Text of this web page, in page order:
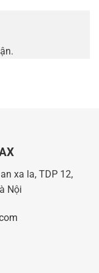
xa la, TDP 12,
Nội